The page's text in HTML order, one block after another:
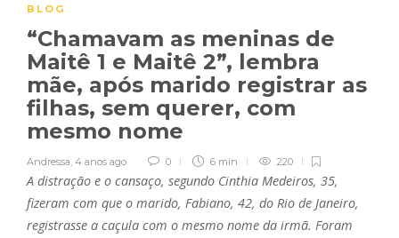
BLOG
“Chamavam as meninas de
Maitê 1 e Maitê 2”, lembra
mãe, após marido registrar as
filhas, sem querer, com
mesmo nome
Andressa, 4 anos ago 0 6 min 220
A distração e o cansaço, segundo Cinthia Medeiros, 35,
fizeram com que o marido, Fabiano, 42, do Rio de Janeiro,
registrasse a caçula com o mesmo nome da irmã. Foram